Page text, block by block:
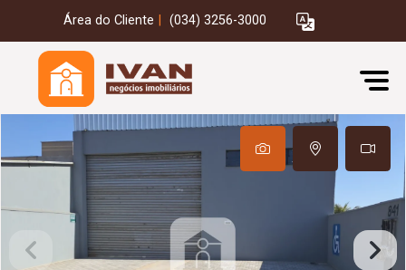
Área do Cliente (034) 3256-3000